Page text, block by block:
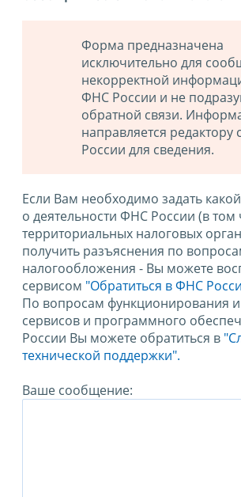
Форма предназначена
исключительно для
некорректной
ФНС России и не
обратной связи.
направляется редактору
России для сведения.
Если Вам необходимо задать
о деятельности ФНС России (в том
территориальных налоговых
получить разъяснения по
налогообложения - Вы можете
сервисом "Обратиться в ФНС
По вопросам функционирования
сервисов и программного
России Вы можете обратиться в
технической поддержки".
Ваше сообщение: